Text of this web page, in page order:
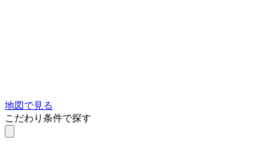
地図で見る
こだわり条件で探す